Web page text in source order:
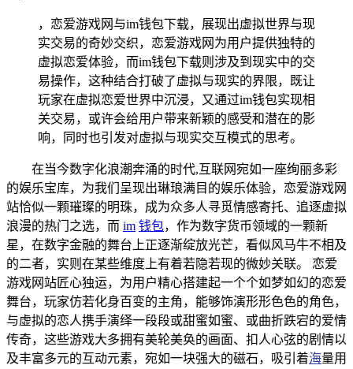
，恋爱游戏网与im钱包下载，展现出虚拟世界与现
实交易的奇妙交织，恋爱游戏网为用户提供独特的
虚拟恋爱体验，而im钱包下载则涉及到现实中的交
易操作，这种结合打破了虚拟与现实的界限，既让
玩家在虚拟恋爱世界中沉浸，又通过im钱包实现相
关交易，或许会给用户带来新颖的感受和潜在的影
响，同时也引发对虚拟与现实交互模式的思考。
在当今数字化浪潮奔涌的时代,互联网宛如一座绚丽多彩
的娱乐宝库，为我们呈现出琳琅满目的娱乐体验，恋爱游戏网
站恰似一颗璀璨的明珠，成为众多人寻觅情感寄托、追逐虚拟
浪漫的热门之选，而 im 钱包，作为数字货币领域的一颗新
星，在数字金融的舞台上正逐渐绽放光芒，看似风马牛不相及
的二者，实则在某些维度上有着若隐若现的微妙关联。 恋爱
游戏网站匠心独运，为用户精心搭建起一个个如梦如幻的恋爱
舞台，玩家仿若化身百变的主角，能够饰演形形色色的角色，
与虚拟的恋人携手演绎一段段或甜蜜如蜜、或曲折跌宕的爱情
传奇，这些游戏大多拥有美轮美奂的画面、扣人心弦的剧情以
及丰富多元的互动元素，宛如一块强大的磁石，吸引着海量用